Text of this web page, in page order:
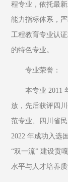
程专业，依托最
能力指标体系，
工程教育专业认
的特色专业。
专业荣誉：
本专业 2011
放，先后获评四
范专业、四川省
2022 年成功入选
“双一流” 建设贡
水平与人才培养